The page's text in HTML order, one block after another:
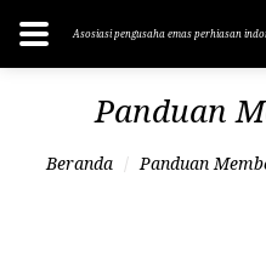
Asosiasi pengusaha emas perhiasan
Panduan
Beranda Panduan